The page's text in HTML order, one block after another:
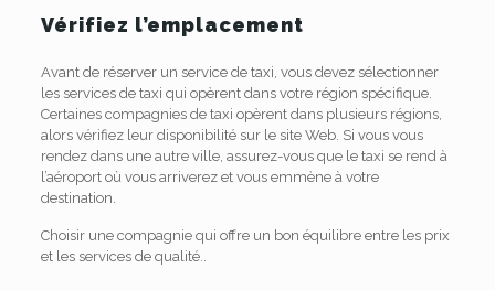
Vérifiez l’emplacement
Avant de réserver un service de taxi, vous devez sélectionner
les services de taxi qui opèrent dans votre région spécifique.
Certaines compagnies de taxi opèrent dans plusieurs régions,
alors vérifiez leur disponibilité sur le site Web. Si vous vous
rendez dans une autre ville, assurez-vous que le taxi se rend à
l’aéroport où vous arriverez et vous emmène à votre
destination.
Choisir une compagnie qui offre un bon équilibre entre les prix
et les services de qualité..